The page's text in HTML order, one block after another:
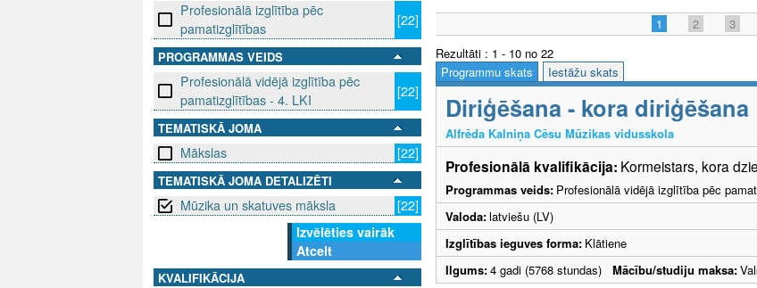
D
L
V
Profesionālā izglītība pēc
pamatizglītības
[22]
PROGRAMMAS VEIDS
Profesionālā vidējā izglītība pēc
pamatizglītības - 4. LKI
[22]
TEMATISKĀ JOMA
Mākslas [22]
TEMATISKĀ JOMA DETALIZĒTI
Mūzika un skatuves māksla
[22]
Izvēlēties vairāk
Atcelt
KVALIFIKĀCIJA
1 2 3
Rezultāti : 1 - 10 no 22
Programmu skats
Iestāžu skats
Diriģēšana - kora diriģēšana
Alfrēda Kalniņa Cēsu Mūzikas vidusskola
Profesionālā kvalifikācija: Kormeistars, kora
Programmas veids: Profesionālā vidējā izglītība pēc
Valoda:latviešu (LV)
Izglītības ieguves forma: Klātiene
Ilgums:4 gadi (5768 stundas) Mācību/studiju maksa: